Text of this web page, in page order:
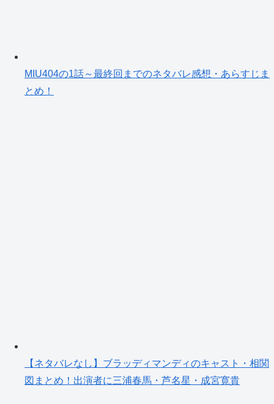
MIU404の1話～最終回までのネタバレ感想・あらすじま
とめ！
【ネタバレなし】ブラッディマンディのキャスト・相関
図まとめ！出演者に三浦春馬・芦名星・成宮寛貴